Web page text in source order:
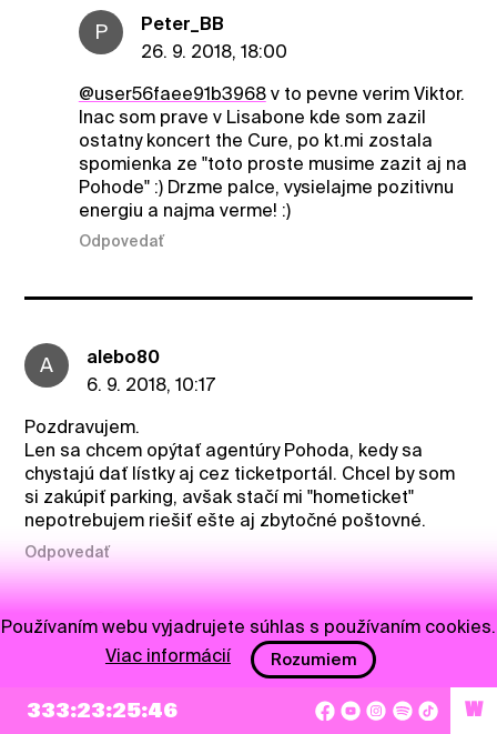
P
Peter_BB
26. 9. 2018, 18:00
@user56faee91b3968v to pevne verim Viktor.
Inac som prave v Lisabone kde som zazil
ostatny koncert the Cure, po kt.mi zostala
spomienka ze "toto proste musime zazit aj na
Pohode" :) Drzme palce, vysielajme pozitivnu
energiu a najma verme! :)
Odpovedať
A
alebo80
6. 9. 2018, 10:17
Pozdravujem.
Len sa chcem opýtať agentúry Pohoda, kedy sa
chystajú dať lístky aj cez ticketportál. Chcel by som
si zakúpiť parking, avšak stačí mi "hometicket"
nepotrebujem riešiť ešte aj zbytočné poštovné.
Odpovedať
ansh
6. 9. 2018, 10:22
spomínajú v novinke. V novom shope pohody
333:23:25:45 W
Používaním webu vyjadrujete súhlas s používaním cookies.
Viac informácií
Rozumiem